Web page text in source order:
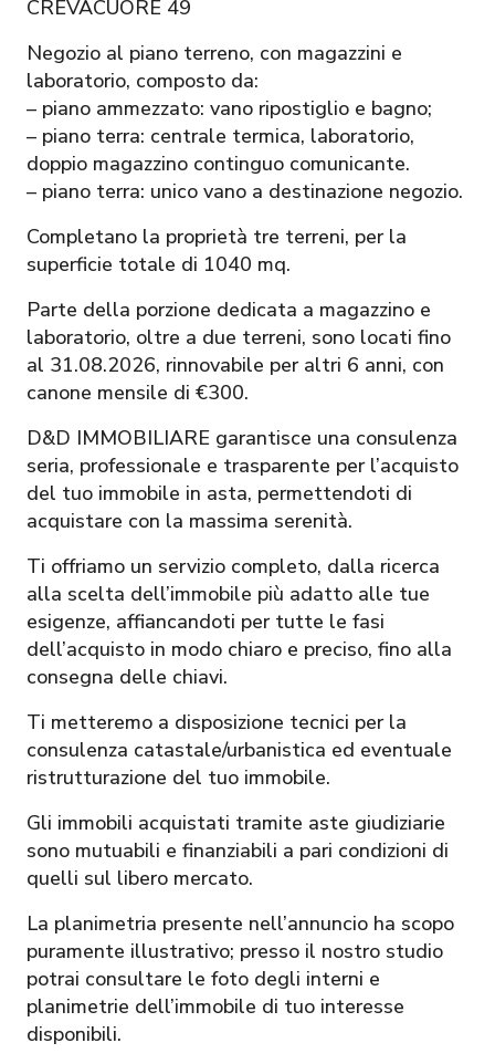
CREVACUORE 49
Negozio al piano terreno, con magazzini e
laboratorio, composto da:
– piano ammezzato: vano ripostiglio e bagno;
– piano terra: centrale termica, laboratorio,
doppio magazzino continguo comunicante.
– piano terra: unico vano a destinazione negozio.
Completano la proprietà tre terreni, per la
superficie totale di 1040 mq.
Parte della porzione dedicata a magazzino e
laboratorio, oltre a due terreni, sono locati fino
al 31.08.2026, rinnovabile per altri 6 anni, con
canone mensile di €300.
D&D IMMOBILIARE garantisce una consulenza
seria, professionale e trasparente per l’acquisto
del tuo immobile in asta, permettendoti di
acquistare con la massima serenità.
Ti offriamo un servizio completo, dalla ricerca
alla scelta dell’immobile più adatto alle tue
esigenze, affiancandoti per tutte le fasi
dell’acquisto in modo chiaro e preciso, fino alla
consegna delle chiavi.
Ti metteremo a disposizione tecnici per la
consulenza catastale/urbanistica ed eventuale
ristrutturazione del tuo immobile.
Gli immobili acquistati tramite aste giudiziarie
sono mutuabili e finanziabili a pari condizioni di
quelli sul libero mercato.
La planimetria presente nell’annuncio ha scopo
puramente illustrativo; presso il nostro studio
potrai consultare le foto degli interni e
planimetrie dell’immobile di tuo interesse
disponibili.